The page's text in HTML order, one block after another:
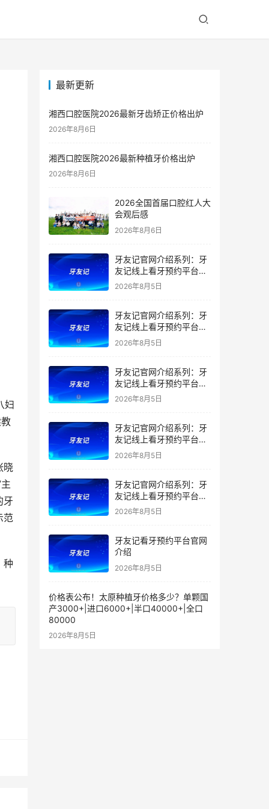
妇
晓
牙
范
种
最新更新
湘西口腔医院2026最新牙齿矫正价格出炉
2026年8月6日
湘西口腔医院2026最新种植牙价格出炉
2026年8月6日
2026全国首届口腔红人大
会观后感
2026年8月6日
牙友记官网介绍系列：牙
友记线上看牙预约平台是
干什么的？靠谱吗？
2026年8月5日
牙友记官网介绍系列：牙
友记线上看牙预约平台让
看牙不再靠运气
2026年8月5日
牙友记官网介绍系列：牙
友记线上看牙预约平台打
破口腔行业专业壁垒新手
2026年8月5日
牙友记官网介绍系列：牙
友记线上看牙预约平台落
地同城就诊经验打破未知
2026年8月5日
牙友记官网介绍系列：牙
友记线上看牙预约平台的
优势在哪里？
2026年8月5日
牙友记看牙预约平台官网
介绍
2026年8月5日
价格表公布！太原种植牙价格多少？单颗国
产3000+|进口6000+|半口40000+|全口
80000
2026年8月5日